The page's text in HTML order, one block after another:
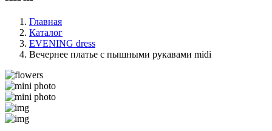
Главная
Каталог
EVENING dress
Вечернее платье с пышными рукавами midi